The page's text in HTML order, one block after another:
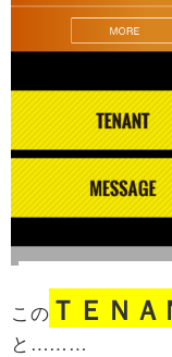
この ＴＥＮＡ
と………